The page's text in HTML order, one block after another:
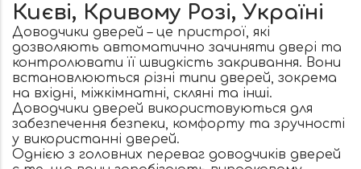
Києві, Кривому Розі, Україні
Доводчики дверей – це пристрої, які
дозволяють автоматично зачиняти двері та
контролювати її швидкість закривання. Вони
встановлюються різні типи дверей, зокрема
на вхідні, міжкімнатні, скляні та інші.
Доводчики дверей використовуються для
забезпечення безпеки, комфорту та зручності
у використанні дверей.
Однією з головних переваг доводчиків дверей